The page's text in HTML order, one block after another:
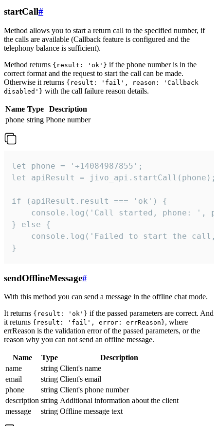
startCall#
Method allows you to start a return call to the specified number, if
the calls are available (Callback feature is configured and the
telephony balance is sufficient).
Method returns {result: 'ok'} if the phone number is in the
correct format and the request to start the call can be made.
Otherwise it returns {result: 'fail', reason: 'Callback
disabled'} with the call failure reason details.
Name Type
Description
phone string Phone number
let phone = '+14084987855';
let apiResult = jivo_api.startCall(phone);
if (apiResult.result === 'ok') {
console.log('Call started, phone: ',
} else {
console.log('Failed to start the
}
sendOfflineMessage#
With this method you can send a message in the offline chat mode.
It returns {result: 'ok'} if the passed parameters are correct. And
it returns {result: 'fail', error: errReason}, where
errReason is the validation error of the passed parameters, or the
reason why you can not send an offline message.
Name Type
Description
name
string Client's name
email
string Client's email
phone
string Client's phone number
description string Additional information about the client
message
string Offline message text